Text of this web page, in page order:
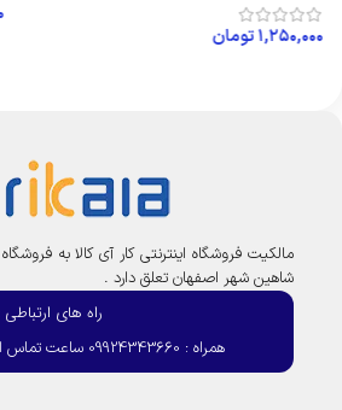
۱,۲۵۰,۰۰۰تومان
مالکیت فروشگاه اینترنتی کار آی کالا به
شاهین شهر اصفهان تعلق دارد .
راه های ارتباطی
همراه : 09924343660 ساعت تماس از 8 صبح الی 6 عصر